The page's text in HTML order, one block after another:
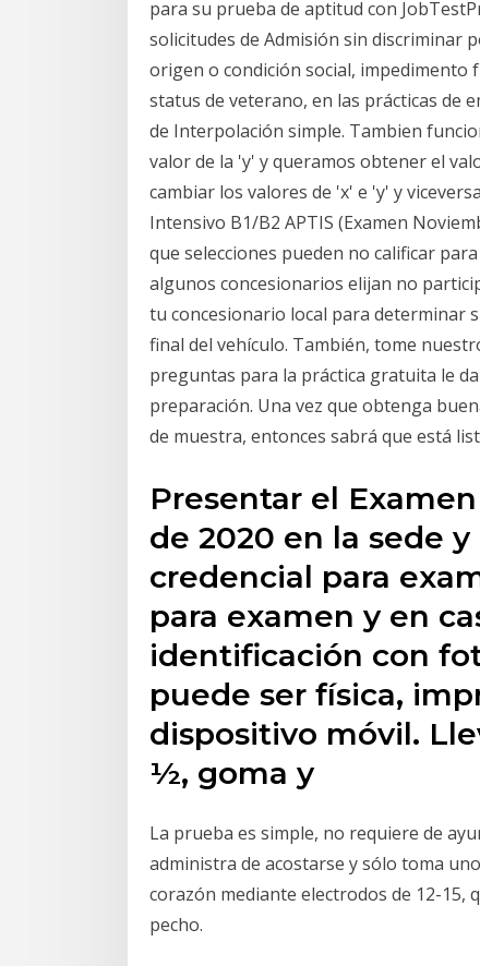
para su prueba de aptitud con
solicitudes de Admisión sin discriminar
origen o condición social, impedimento
status de veterano, en las prácticas de
de Interpolación simple. Tambien
valor de la 'y' y queramos obtener el
cambiar los valores de 'x' e 'y' y
Intensivo B1/B2 APTIS (Examen
que selecciones pueden no calificar
algunos concesionarios elijan no
tu concesionario local para determinar
final del vehículo. También, tome
preguntas para la práctica gratuita le
preparación. Una vez que obtenga
de muestra, entonces sabrá que está
Presentar el
de 2020 en la sede
credencial para
para examen y en
identificación con
puede ser física,
dispositivo móvil.
½, goma y
La prueba es simple, no requiere de
administra de acostarse y sólo toma
corazón mediante electrodos de 12-15,
pecho.